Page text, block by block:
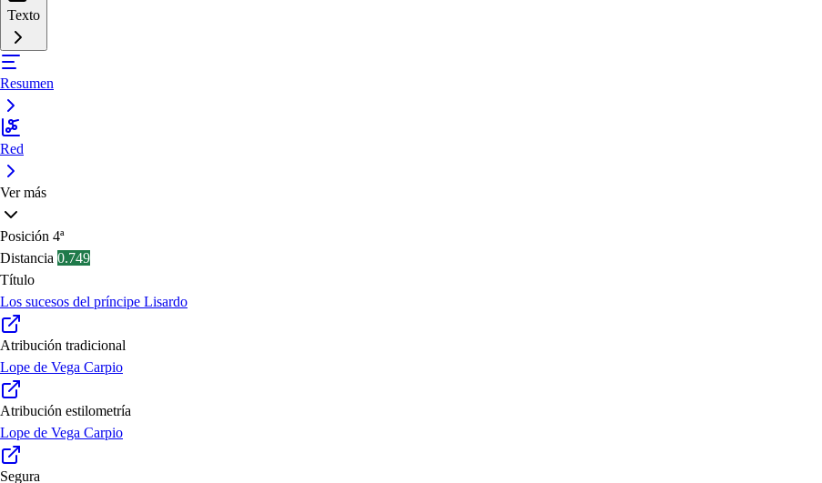
Texto
Resumen
Red
Ver más
Posición 4ª
Distancia 0.749
Título
Los sucesos del príncipe Lisardo
Atribución tradicional
Lope de Vega Carpio
Atribución estilometría
Lope de Vega Carpio
Segura